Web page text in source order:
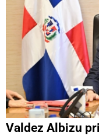
Valdez Albizu